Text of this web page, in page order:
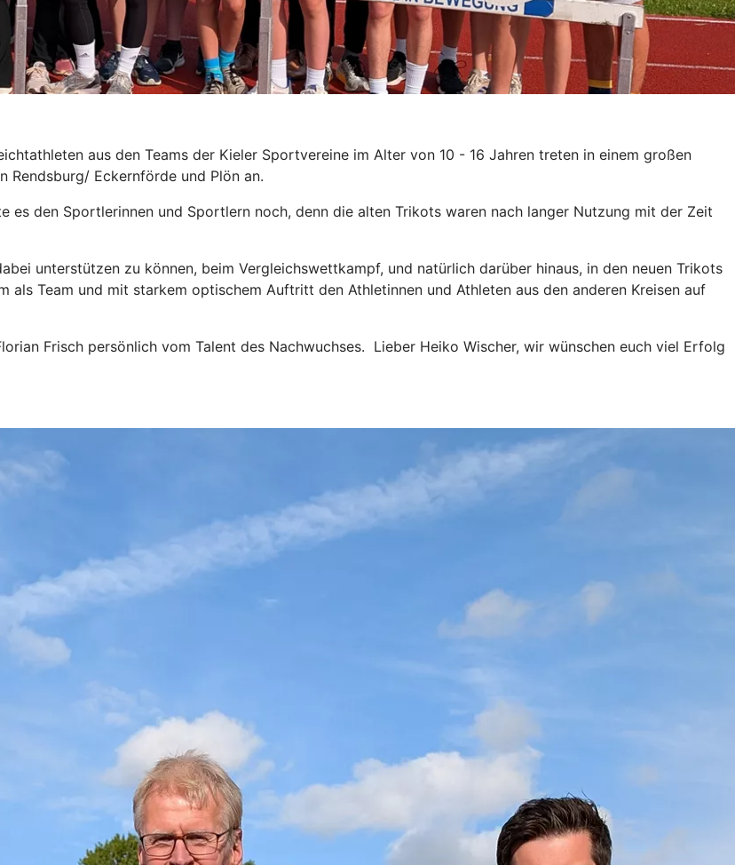
aus den Teams der Kieler Sportvereine im Alter von 10 - 16 Jahren treten in einem großen
Rendsburg/ Eckernförde und Plön an.
es den Sportlerinnen und Sportlern noch, denn die alten Trikots waren nach langer Nutzung mit der Zeit
unterstützen zu können, beim Vergleichswettkampf, und natürlich darüber hinaus, in den neuen Trikots
als Team und mit starkem optischem Auftritt den Athletinnen und Athleten aus den anderen Kreisen auf
Frisch persönlich vom Talent des Nachwuchses. Lieber Heiko Wischer, wir wünschen euch viel Erfolg